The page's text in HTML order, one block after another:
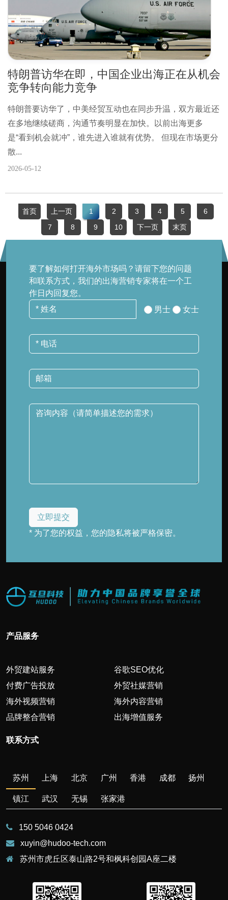
特朗普访华在即，中国企业出海正在从机会
竞争转向能力竞争
特朗普要访华了，中美经贸互动也在同步升温，双方最近还
在多地继续磋商，沟通节奏明显在加快。以前出海更多
是“看到机会就冲”，谁先进入谁就有优势。 但现在市场更分
散...
2026-05-12
首页 上一页 1 2 3 4 5
6
7
8 9 10 下一页 末页
要了解如何打开海外市场吗？请留下您的问题
和联系方式，我们的出海营销专家将在一个工
作日内回复您。
男士
女士
* 为了您的权益，您的隐私将被严格保密。
产品服务
外贸建站服务
谷歌SEO优化
付费广告投放
外贸社媒营销
海外视频营销
海外内容营销
品牌整合营销
出海增值服务
联系方式
苏州 上海 北京 广州 香港 成都 扬州
镇江 武汉 无锡 张家港
150 5046 0424
xuyin@hudoo-tech.com
苏州市虎丘区泰山路2号和枫科创园A座二楼